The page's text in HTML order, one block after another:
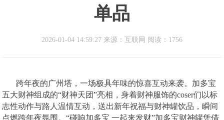
单品
2026-01-04 14:59:27 来源：互联网 阅读：1756
跨年夜的广州塔，一场极具年味的惊喜互动来袭。加多宝
五大财神组成的“财神天团”亮相，身着财神服饰的coser们以标
志性动作与路人温情互动，送出新年祝福与财神罐饮品，瞬间
点燃跨年夜氛围。“碰响加多宝 一起来发财”加多宝财神罐凭借